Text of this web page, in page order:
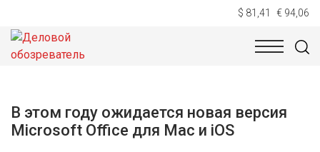
$ 81,41 € 94,06
НОВОСТИ
В этом году ожидается новая версия
Microsoft Office для Mac и iOS